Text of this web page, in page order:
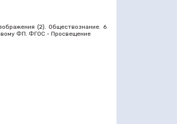
(2). Обществознание. 6
ФП. ФГОС - Просвещение